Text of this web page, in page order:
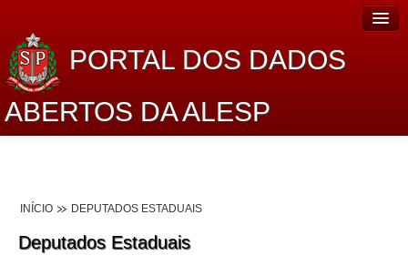
PORTAL DOS DADOS
ABERTOS DA ALESP
Lei de Acesso à Informação
INÍCIO DEPUTADOS ESTADUAIS
Deputados Estaduais